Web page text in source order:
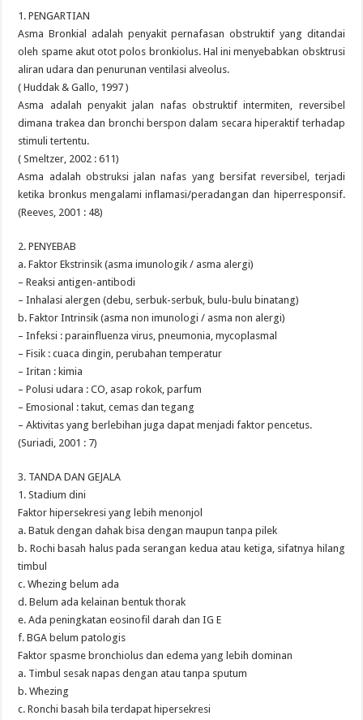
1. PENGARTIAN
Asma Bronkial adalah penyakit pernafasan obstruktif yang ditandai
oleh spame akut otot polos bronkiolus. Hal ini menyebabkan obsktrusi
aliran udara dan penurunan ventilasi alveolus.
( Huddak & Gallo, 1997 )
Asma adalah penyakit jalan nafas obstruktif intermiten, reversibel
dimana trakea dan bronchi berspon dalam secara hiperaktif terhadap
stimuli tertentu.
( Smeltzer, 2002 : 611)
Asma adalah obstruksi jalan nafas yang bersifat reversibel, terjadi
ketika bronkus mengalami inflamasi/peradangan dan hiperresponsif.
(Reeves, 2001 : 48)
2. PENYEBAB
a. Faktor Ekstrinsik (asma imunologik / asma alergi)
– Reaksi antigen-antibodi
– Inhalasi alergen (debu, serbuk-serbuk, bulu-bulu binatang)
b. Faktor Intrinsik (asma non imunologi / asma non alergi)
– Infeksi : parainfluenza virus, pneumonia, mycoplasmal
– Fisik : cuaca dingin, perubahan temperatur
– Iritan : kimia
– Polusi udara : CO, asap rokok, parfum
– Emosional : takut, cemas dan tegang
– Aktivitas yang berlebihan juga dapat menjadi faktor pencetus.
(Suriadi, 2001 : 7)
3. TANDA DAN GEJALA
1. Stadium dini
Faktor hipersekresi yang lebih menonjol
a. Batuk dengan dahak bisa dengan maupun tanpa pilek
b. Rochi basah halus pada serangan kedua atau ketiga, sifatnya hilang
timbul
c. Whezing belum ada
d. Belum ada kelainan bentuk thorak
e. Ada peningkatan eosinofil darah dan IG E
f. BGA belum patologis
Faktor spasme bronchiolus dan edema yang lebih dominan
a. Timbul sesak napas dengan atau tanpa sputum
b. Whezing
c. Ronchi basah bila terdapat hipersekresi